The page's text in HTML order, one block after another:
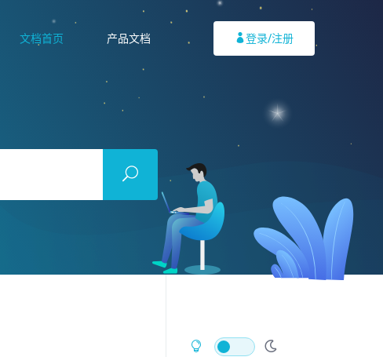
文档首页 产品文档 登录/注册